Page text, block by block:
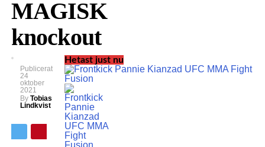
MAGISK
knockout
Publicerat
24
oktober
2021
By Tobias
Lindkvist
Hetast just nu